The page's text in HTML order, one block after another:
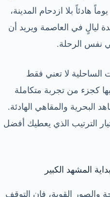
هادئاً بلا ازدحام المدينة،
ليالٍ في العاصمة ويريد أن
نفس الرحلة.
الساحلية لا تعني فقط
كجزء من تجربة متكاملة
البحرية والمقاهي الهادئة.
الترتيب الذي يعطيك أفضل
المشهد الكبير
والصور القوية، فإن التوقف